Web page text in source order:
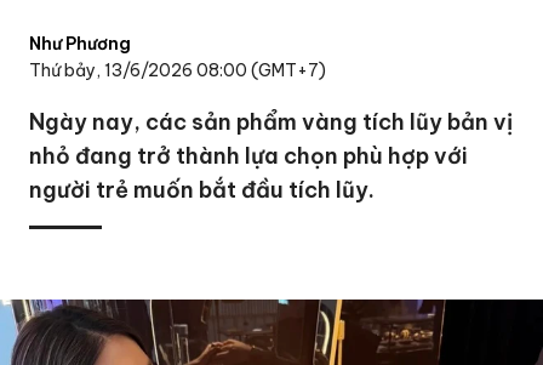
Như Phương
Thứ bảy, 13/6/2026 08:00 (GMT+7)
Ngày nay, các sản phẩm vàng tích lũy bản vị
nhỏ đang trở thành lựa chọn phù hợp với
người trẻ muốn bắt đầu tích lũy.